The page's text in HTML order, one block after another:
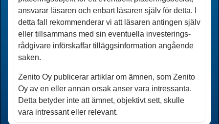
ansvarar läsaren och enbart läsaren själv för detta. I
detta fall rekommenderar vi att läsaren antingen själv
eller tillsammans med sin eventuella investerings­
rådgivare införskaffar tilläggsinformation angående
saken.
Zenito Oy publicerar artiklar om ämnen, som Zenito
Oy av en eller annan orsak anser vara intressanta.
Detta betyder inte att ämnet, objektivt sett, skulle
vara intressant eller relevant.